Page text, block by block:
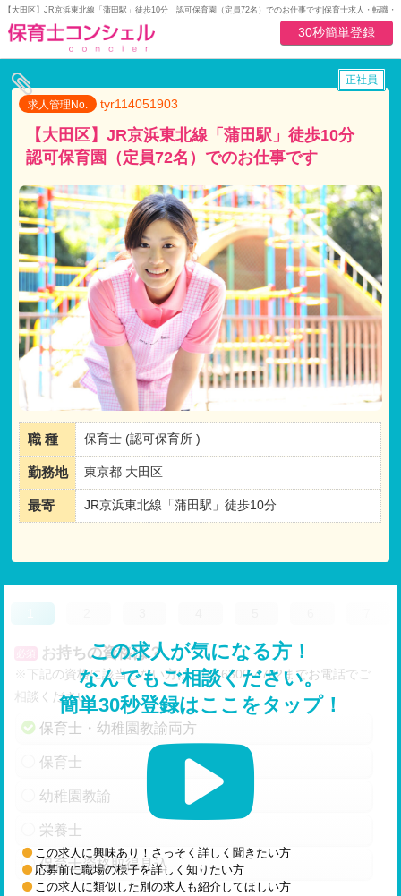
【大田区】JR京浜東北線「蒲田駅」徒歩10分 認可保育園（定員72名）でのお仕事です|保育士求人・転職・
30秒簡単登録
求人管理No. tyr114051903
【大田区】JR京浜東北線「蒲田駅」徒歩10分
認可保育園（定員72名）でのお仕事です
正社員
職 種 保育士 (認可保育所 )
勤務地 東京都 大田区
最寄 JR京浜東北線「蒲田駅」徒歩10分
この求人が気になる方！
なんでもご相談ください。
簡単30秒登録はここをタップ！
この求人に興味あり！さっそく詳しく聞きたい方
応募前に職場の様子を詳しく知りたい方
この求人に類似した別の求人も紹介してほしい方
必須 お持ちの資格は？
※下記の資格に該当しない方は、03-6300-4702までお電話でご
相談ください。
保育士・幼稚園教諭両方
保育士
幼稚園教諭
栄養士
保育士資格取得見込